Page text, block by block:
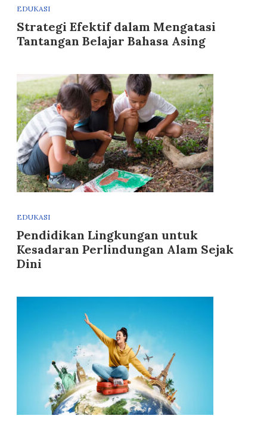
EDUKASI
Strategi Efektif dalam Mengatasi
Tantangan Belajar Bahasa Asing
EDUKASI
Pendidikan Lingkungan untuk
Kesadaran Perlindungan Alam Sejak
Dini